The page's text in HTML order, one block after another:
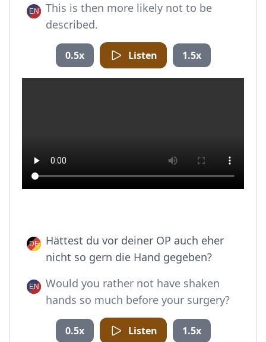
This is then more likely not to be
described.
0.5x Listen 1.5x
Hättest du vor deiner OP auch eher
nicht so gern die Hand gegeben?
Would you rather not have shaken
hands so much before your surgery?
0.5x Listen 1.5x